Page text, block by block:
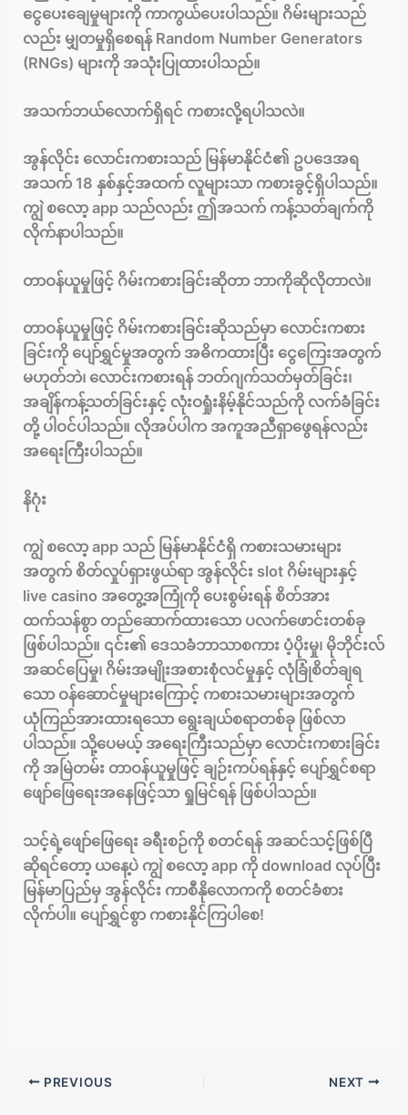
ငွေပေးချေမှုများကို ကာကွယ်ပေးပါသည်။ ဂိမ်းများသည်
လည်း မျှတမှုရှိစေရန် Random Number Generators
(RNGs) များကို အသုံးပြုထားပါသည်။
အသက်ဘယ်လောက်ရှိရင် ကစားလို့ရပါသလဲ။
အွန်လိုင်း လောင်းကစားသည် မြန်မာနိုင်ငံ၏ ဥပဒေအရ
အသက် 18 နှစ်နှင့်အထက် လူများသာ ကစားခွင့်ရှိပါသည်။
ကျွဲ စလော့ app သည်လည်း ဤအသက် ကန့်သတ်ချက်ကို
လိုက်နာပါသည်။
တာဝန်ယူမှုဖြင့် ဂိမ်းကစားခြင်းဆိုတာ ဘာကိုဆိုလိုတာလဲ။
တာဝန်ယူမှုဖြင့် ဂိမ်းကစားခြင်းဆိုသည်မှာ လောင်းကစား
ခြင်းကို ပျော်ရွှင်မှုအတွက် အဓိကထားပြီး ငွေကြေးအတွက်
မဟုတ်ဘဲ၊ လောင်းကစားရန် ဘတ်ဂျက်သတ်မှတ်ခြင်း၊
အချိန်ကန့်သတ်ခြင်းနှင့် လုံးဝရှုံးနိမ့်နိုင်သည်ကို လက်ခံခြင်း
တို့ ပါဝင်ပါသည်။ လိုအပ်ပါက အကူအညီရှာဖွေရန်လည်း
အရေးကြီးပါသည်။
နိဂုံး
ကျွဲ စလော့ app သည် မြန်မာနိုင်ငံရှိ ကစားသမားများ
အတွက် စိတ်လှုပ်ရှားဖွယ်ရာ အွန်လိုင်း slot ဂိမ်းများနှင့်
live casino အတွေ့အကြုံကို ပေးစွမ်းရန် စိတ်အား
ထက်သန်စွာ တည်ဆောက်ထားသော ပလက်ဖောင်းတစ်ခု
ဖြစ်ပါသည်။ ၎င်း၏ ဒေသခံဘာသာစကား ပံ့ပိုးမှု၊ မိုဘိုင်းလ်
အဆင်ပြေမှု၊ ဂိမ်းအမျိုးအစားစုံလင်မှုနှင့် လုံခြုံစိတ်ချရ
သော ဝန်ဆောင်မှုများကြောင့် ကစားသမားများအတွက်
ယုံကြည်အားထားရသော ရွေးချယ်စရာတစ်ခု ဖြစ်လာ
ပါသည်။ သို့ပေမယ့် အရေးကြီးသည်မှာ လောင်းကစားခြင်း
ကို အမြဲတမ်း တာဝန်ယူမှုဖြင့် ချဉ်းကပ်ရန်နှင့် ပျော်ရွှင်စရာ
ဖျော်ဖြေရေးအနေဖြင့်သာ ရှုမြင်ရန် ဖြစ်ပါသည်။
သင့်ရဲ့ဖျော်ဖြေရေး ခရီးစဉ်ကို စတင်ရန် အဆင်သင့်ဖြစ်ပြီ
ဆိုရင်တော့ ယနေ့ပဲ ကျွဲ စလော့ app ကို download လုပ်ပြီး
မြန်မာပြည်မှ အွန်လိုင်း ကာစီနိုလောကကို စတင်ခံစား
လိုက်ပါ။ ပျော်ရွှင်စွာ ကစားနိုင်ကြပါစေ!
PREVIOUS NEXT